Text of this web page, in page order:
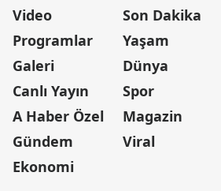
Video
Programlar
Galeri
Canlı Yayın
A Haber Özel
Gündem
Ekonomi
Son Dakika
Yaşam
Dünya
Spor
Magazin
Viral